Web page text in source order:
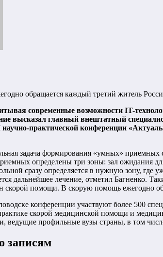
обращается каждый третий житель
современные возможности IT-
высказал главный внештатный
научно-практической конференции
задача формирования «умных»
определены три зоны: зал ожидания
сразу определяется в нужную зону, где
дальнейшее лечение, отметил Багненко.
скорой помощи. В скорую помощь ежегодно
конференции участвуют более 500
скорой медицинской помощи и
ведущие профильные вузы страны, в том
записям